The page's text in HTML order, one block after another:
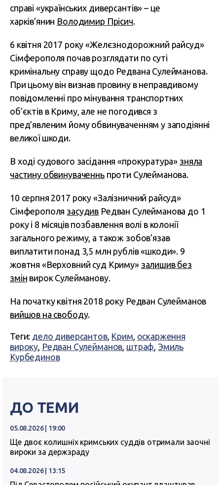
справі «українських диверсантів» – це
харків’янин Володимир Прісич.
6 квітня 2017 року «Желєзнодорожний райсуд»
Сімферополя почав розглядати по суті
кримінальну справу щодо Редвана Сулейманова.
При цьому він визнав провину в неправдивому
повідомленні про мінування транспортних
об’єктів в Криму, але не погодився з
пред’явленим йому обвинуваченням у заподіянні
великої шкоди.
В ході судового засідання «прокуратура» зняла
частину обвинуваченньпроти Сулейманова.
10 серпня 2017 року «Залізничний райсуд»
Сімферополя засудив Редван Сулейманова до 1
року і 8 місяців позбавлення волі в колонії
загального режиму, а також зобов’язав
виплатити понад 3,5 млн рублів «шкоди». 9
жовтня «Верховний суд Криму» залишив без
змін вирок Сулейманову.
На початку квітня 2018 року Редван Сулейманов
вийшов на свободу.
Теги: дело диверсантов, Крим, оскарження
вироку, Редван Сулейманов, штраф, Эмиль
Курбединов
ДО ТЕМИ
05.08.2026 | 19:00
Ще двоє колишніх кримських суддів отримали заочні
вироки за держзраду
04.08.2026 | 13:15